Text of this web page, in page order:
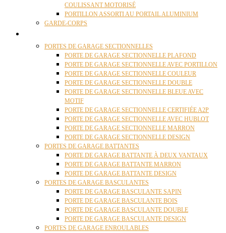
COULISSANT MOTORISÉ
PORTILLON ASSORTI AU PORTAIL ALUMINIUM
GARDE-CORPS
PORTES DE GARAGE SECTIONNELLES
PORTE DE GARAGE SECTIONNELLE PLAFOND
PORTE DE GARAGE SECTIONNELLE AVEC PORTILLON
PORTE DE GARAGE SECTIONNELLE COULEUR
PORTE DE GARAGE SECTIONNELLE DOUBLE
PORTE DE GARAGE SECTIONNELLE BLEUE AVEC
MOTIF
PORTE DE GARAGE SECTIONNELLE CERTIFIÉE A2P
PORTE DE GARAGE SECTIONNELLE AVEC HUBLOT
PORTE DE GARAGE SECTIONNELLE MARRON
PORTE DE GARAGE SECTIONNELLE DESIGN
PORTES DE GARAGE BATTANTES
PORTE DE GARAGE BATTANTE À DEUX VANTAUX
PORTE DE GARAGE BATTANTE MARRON
PORTE DE GARAGE BATTANTE DESIGN
PORTES DE GARAGE BASCULANTES
PORTE DE GARAGE BASCULANTE SAPIN
PORTE DE GARAGE BASCULANTE BOIS
PORTE DE GARAGE BASCULANTE DOUBLE
PORTE DE GARAGE BASCULANTE DESIGN
PORTES DE GARAGE ENROULABLES